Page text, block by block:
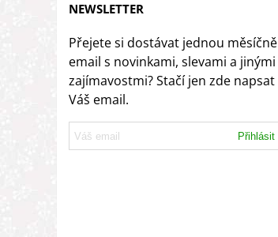
NEWSLETTER
Přejete si dostávat jednou měsíčně
email s novinkami, slevami a jinými
zajímavostmi? Stačí jen zde napsat
Váš email.
Přihlásit